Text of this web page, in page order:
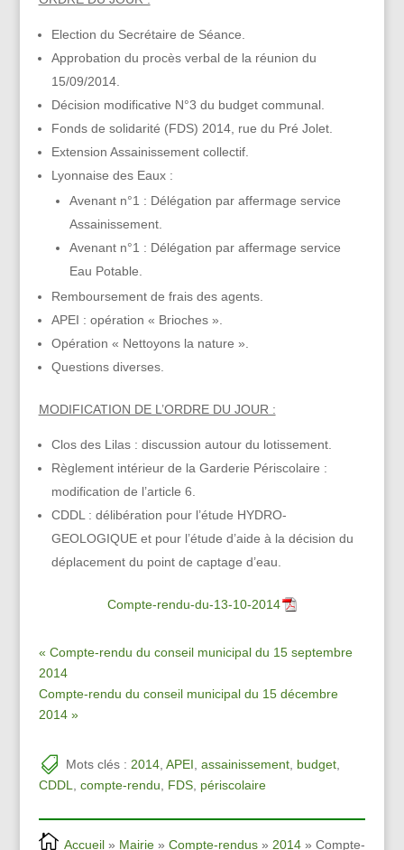
Election du Secrétaire de Séance.
Approbation du procès verbal de la réunion du
15/09/2014.
Décision modificative N°3 du budget communal.
Fonds de solidarité (FDS) 2014, rue du Pré Jolet.
Extension Assainissement collectif.
Lyonnaise des Eaux :
Avenant n°1 : Délégation par affermage service
Assainissement.
Avenant n°1 : Délégation par affermage service
Eau Potable.
Remboursement de frais des agents.
APEI : opération « Brioches ».
Opération « Nettoyons la nature ».
Questions diverses.
MODIFICATION DE L’ORDRE DU JOUR :
Clos des Lilas : discussion autour du lotissement.
Règlement intérieur de la Garderie Périscolaire :
modification de l’article 6.
CDDL : délibération pour l’étude HYDRO-
GEOLOGIQUE et pour l’étude d’aide à la décision du
déplacement du point de captage d’eau.
Compte-rendu-du-13-10-2014
« Compte-rendu du conseil municipal du 15 septembre
2014
Compte-rendu du conseil municipal du 15 décembre
2014 »
Mots clés : 2014, APEI assainissement, budget,
CDDL
compte-rendu FDS, périscolaire
Accueil» Mairie» Compte-rendus» 2014» Compte-